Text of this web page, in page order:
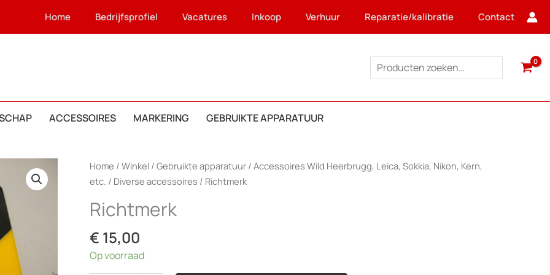
Home Bedrijfsprofiel Vacatures Inkoop Verhuur Reparatie/kalibratie Contact
Zoeken
ACCESSOIRES MARKERING GEBRUIKTE APPARATUUR
Home / Winkel/ Gebruikte apparatuur/ Accessoires Wild Heerbrugg, Leica, Sokkia, Nikon, Kern,
etc. / Diverse accessoires / Richtmerk
Richtmerk
€ 15,00
Op voorraad